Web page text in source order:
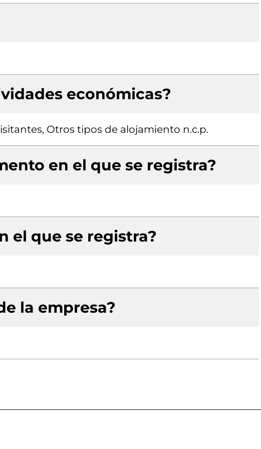
económicas?
Otros tipos de alojamiento n.c.p.
en el que se registra?
el que se registra?
la empresa?